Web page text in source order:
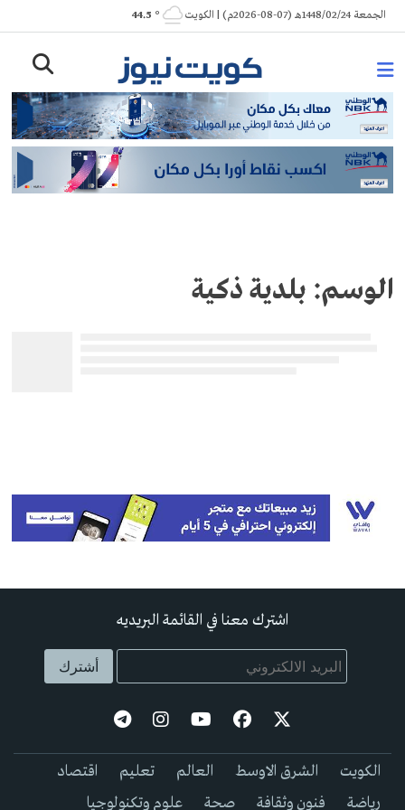
Skip
to
الجمعة 1448/02/24هـ (07-08-2026م) | الكويت ° 44.5
الوسم: بلدية ذكية
اشترك معنا في القائمة البريديه
الكويت الشرق الاوسط العالم تعليم
اقتصاد
رياضة
فنون وثقافة صحة علوم وتكنولوجيا